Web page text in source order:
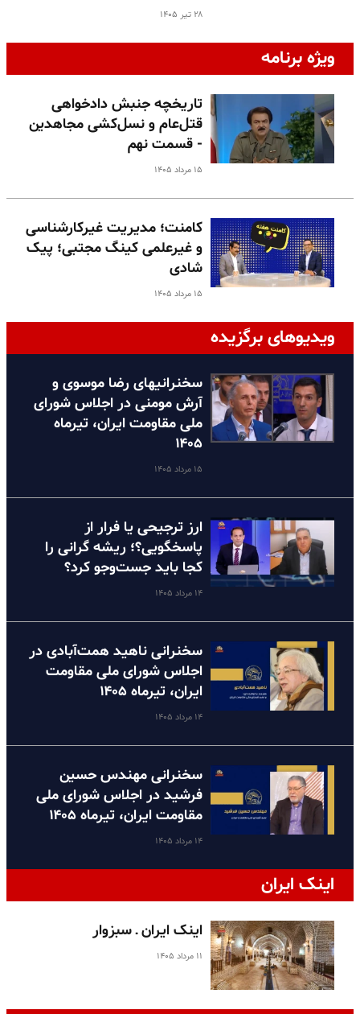
۲۸ تیر ۱۴۰۵
ویژه برنامه
تاریخچه جنبش دادخواهی
قتل‌عام و نسل‌کشی مجاهدین
- قسمت نهم
۱۵ مرداد ۱۴۰۵
کامنت؛ مدیریت غیرکارشناسی
و غیرعلمی کینگ مجتبی؛ پیک
شادی
۱۵ مرداد ۱۴۰۵
ویدیوهای برگزیده
سخنرانیهای رضا موسوی و
آرش مومنی در اجلاس شورای
ملی مقاومت ایران، تیرماه
۱۴۰۵
۱۵ مرداد ۱۴۰۵
ارز ترجیحی یا فرار از
پاسخگویی؟؛ ریشه گرانی را
کجا باید جست‌وجو کرد؟
۱۴ مرداد ۱۴۰۵
سخنرانی ناهید همت‌آبادی در
اجلاس شورای ملی مقاومت
ایران، تیرماه ۱۴۰۵
۱۴ مرداد ۱۴۰۵
سخنرانی مهندس حسین
فرشید در اجلاس شورای ملی
مقاومت ایران، تیرماه ۱۴۰۵
۱۴ مرداد ۱۴۰۵
اینک ایران
اینک ایران ـ سبزوار
۱۱ مرداد ۱۴۰۵